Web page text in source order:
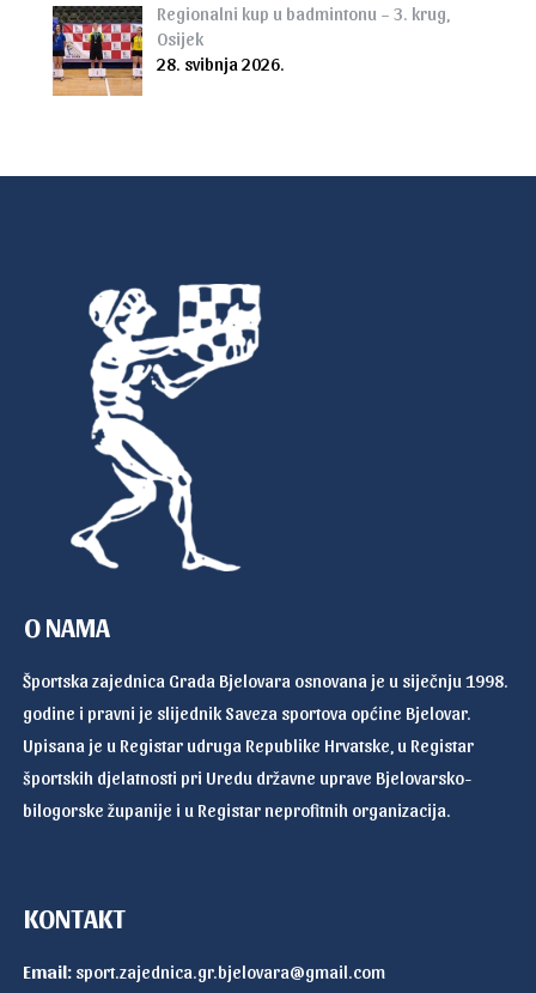
Regionalni kup u badmintonu – 3. krug,
Osijek
28. svibnja 2026.
O NAMA
Športska zajednica Grada Bjelovara osnovana je u siječnju 1998.
godine i pravni je slijednik Saveza sportova općine Bjelovar.
Upisana je u Registar udruga Republike Hrvatske, u Registar
športskih djelatnosti pri Uredu državne uprave Bjelovarsko-
bilogorske županije i u Registar neprofitnih organizacija.
KONTAKT
Email: sport.zajednica.gr.bjelovara@gmail.com